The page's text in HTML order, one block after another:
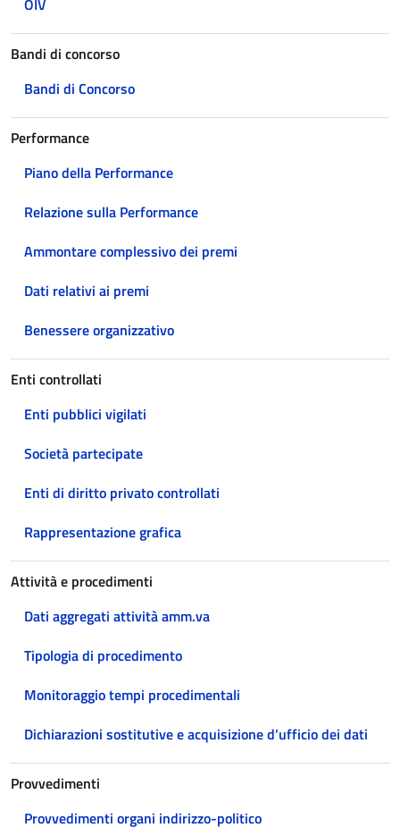
OIV
Bandi di concorso
Bandi di Concorso
Performance
Piano della Performance
Relazione sulla Performance
Ammontare complessivo dei premi
Dati relativi ai premi
Benessere organizzativo
Enti controllati
Enti pubblici vigilati
Società partecipate
Enti di diritto privato controllati
Rappresentazione grafica
Attività e procedimenti
Dati aggregati attività amm.va
Tipologia di procedimento
Monitoraggio tempi procedimentali
Dichiarazioni sostitutive e acquisizione d’ufficio dei dati
Provvedimenti
Provvedimenti organi indirizzo-politico